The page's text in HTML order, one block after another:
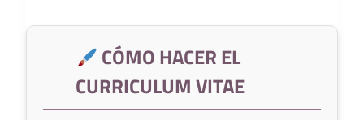
CÓMO HACER EL
CURRICULUM VITAE